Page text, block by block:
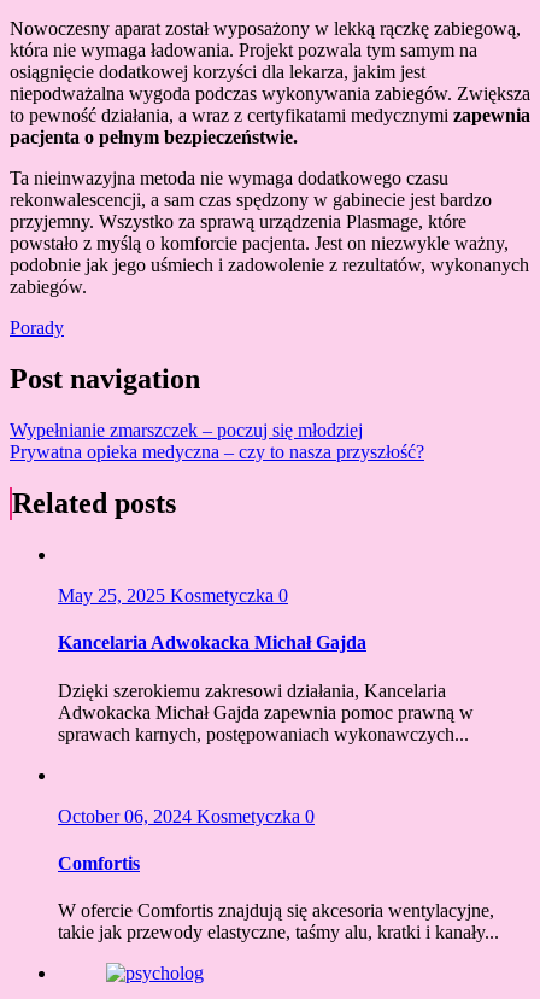
Nowoczesny aparat został wyposażony w lekką rączkę zabiegową,
która nie wymaga ładowania. Projekt pozwala tym samym na
osiągnięcie dodatkowej korzyści dla lekarza, jakim jest
niepodważalna wygoda podczas wykonywania zabiegów. Zwiększa
to pewność działania, a wraz z certyfikatami medycznymi zapewnia
pacjenta o pełnym bezpieczeństwie.
Ta nieinwazyjna metoda nie wymaga dodatkowego czasu
rekonwalescencji, a sam czas spędzony w gabinecie jest bardzo
przyjemny. Wszystko za sprawą urządzenia Plasmage, które
powstało z myślą o komforcie pacjenta. Jest on niezwykle ważny,
podobnie jak jego uśmiech i zadowolenie z rezultatów, wykonanych
zabiegów.
Porady
Post navigation
Wypełnianie zmarszczek – poczuj się młodziej
Prywatna opieka medyczna – czy to nasza przyszłość?
Related posts
May 25, 2025 Kosmetyczka 0
Kancelaria Adwokacka Michał Gajda
Dzięki szerokiemu zakresowi działania, Kancelaria
Adwokacka Michał Gajda zapewnia pomoc prawną w
sprawach karnych, postępowaniach wykonawczych...
October 06, 2024 Kosmetyczka 0
Comfortis
W ofercie Comfortis znajdują się akcesoria wentylacyjne,
takie jak przewody elastyczne, taśmy alu, kratki i kanały...